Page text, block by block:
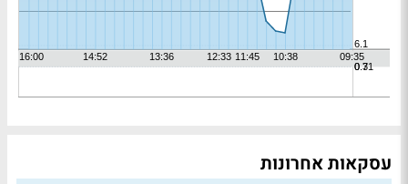
עסקאות אחרונות